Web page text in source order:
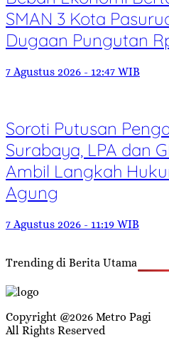
SMAN 3 Kota
Dugaan Pungutan
7 Agustus 2026 - 12:47 WIB
Soroti Putusan
Surabaya, LPA dan
Ambil Langkah
Agung
7 Agustus 2026 - 11:19 WIB
Trending di Berita Utama
Copyright @2026 Metro Pagi
All Rights Reserved